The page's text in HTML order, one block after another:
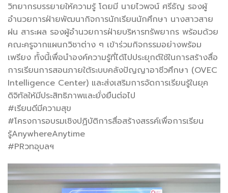
วิทยากรบรรยายให้ความรู้ โดยมี นายไวพจน์ ศรีธัญ รองผู้
อำนวยการฝ่ายพัฒนากิจการนักเรียนนักศึกษา นางสาวสาย
ฝน สาระผล รองผู้อำนวยการฝ่ายบริหารทรัพยากร พร้อมด้วย
คณะครูจากแผนกวิชาต่าง ๆ เข้าร่วมกิจกรรมอย่างพร้อม
เพรียง ทั้งนี้เพื่อนำองค์ความรู้ที่ได้ไปประยุกต์ใช้ในการสร้างสื่อ
การเรียนการสอนภายใต้ระบบคลังปัญญาอาชีวศึกษา (OVEC
Intelligence Center) และส่งเสริมการจัดการเรียนรู้ในยุค
ดิจิทัลให้มีประสิทธิภาพและยั่งยืนต่อไป
#เรียนดีมีความสุข
#โครงการอบรมเชิงปฏิบัติการสื่อสร้างสรรค์เพื่อการเรียน
รู้AnywhereAnytime
#PRวทอุบลฯ